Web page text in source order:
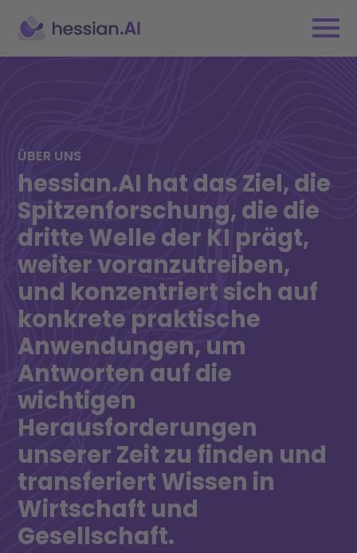
ÜBER UNS
hessian.AI hat das Ziel, die
Spitzenforschung, die die
dritte Welle der KI prägt,
weiter voranzutreiben,
und konzentriert sich auf
konkrete praktische
Anwendungen, um
Antworten auf die
wichtigen
Herausforderungen
unserer Zeit zu finden und
transferiert Wissen in
Wirtschaft und
Gesellschaft.